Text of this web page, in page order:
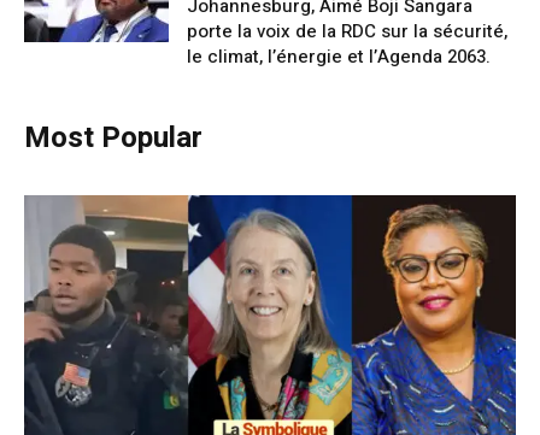
Johannesburg, Aimé Boji Sangara
porte la voix de la RDC sur la sécurité,
le climat, l’énergie et l’Agenda 2063.
Most Popular